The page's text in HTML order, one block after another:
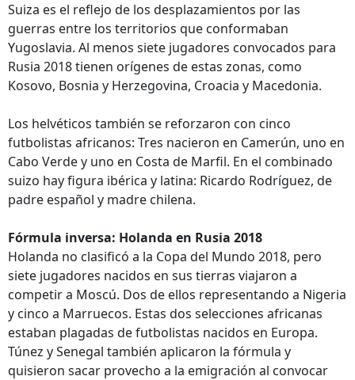
Suiza es el reflejo de los desplazamientos por las
guerras entre los territorios que conformaban
Yugoslavia. Al menos siete jugadores convocados para
Rusia 2018 tienen orígenes de estas zonas, como
Kosovo, Bosnia y Herzegovina, Croacia y Macedonia.
Los helvéticos también se reforzaron con cinco
futbolistas africanos: Tres nacieron en Camerún, uno en
Cabo Verde y uno en Costa de Marfil. En el combinado
suizo hay figura ibérica y latina: Ricardo Rodríguez, de
padre español y madre chilena.
Fórmula inversa: Holanda en Rusia 2018
Holanda no clasificó a la Copa del Mundo 2018, pero
siete jugadores nacidos en sus tierras viajaron a
competir a Moscú. Dos de ellos representando a Nigeria
y cinco a Marruecos. Estas dos selecciones africanas
estaban plagadas de futbolistas nacidos en Europa.
Túnez y Senegal también aplicaron la fórmula y
quisieron sacar provecho a la emigración al convocar